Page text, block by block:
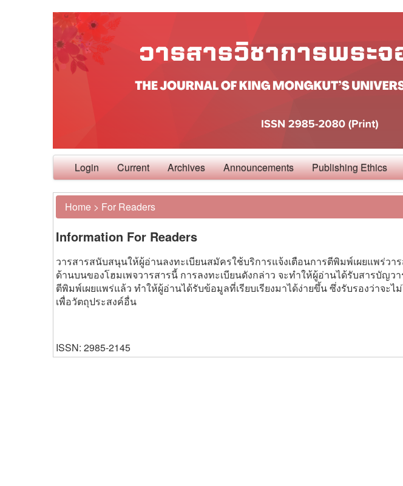
Login Current Archives Announcements Publishing Ethics
Home > For Readers
Information For Readers
วารสารสนับสนุนให้ผู้อ่านลงทะเบียนสมัครใช้บริการแจ้งเตือนการตีพิมพ์เผยแพร่วา
ด้านบนของโฮมเพจวารสารนี้ การลงทะเบียนดังกล่าว จะทำให้ผู้อ่านได้รับสารบัญ
ตีพิมพ์เผยแพร่แล้ว ทำให้ผู้อ่านได้รับข้อมูลที่เรียบเรียงมาได้ง่ายขึ้น ซึ่งรับรองว่าจะ
เพื่อวัตถุประสงค์อื่น
ISSN: 2985-2145